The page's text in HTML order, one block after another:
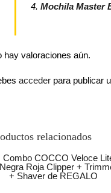
Mochila Master
hay valoraciones aún.
acceder para publicar
relacionados
¡OFERT